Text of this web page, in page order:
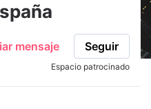
mensaje Seguir
Espacio patrocinado